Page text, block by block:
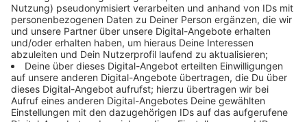
verschiedene Ideen dafür aus.
An der Kreisstraße zum Longinusturm will der Kreis
zum Start der neuen Motorradsaison eine digitale
Anzeige aufstellen. Sie funktioniert ähnlich wie die
bekannten Tempoanzeigen mit Smileys. Bloß, dass
diese Anzeige signalisiert, wenn jemand zu laut
unterwegs ist. Zusätzlich sind Plakate geplant, die